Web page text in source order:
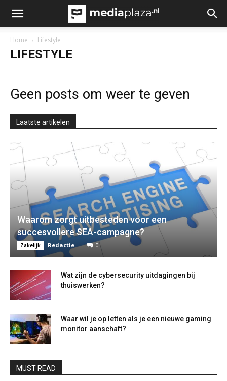
Home Lifestyle
LIFESTYLE
Geen posts om weer te geven
Laatste artikelen
Waarom zorgt uitbesteden voor een
succesvollere SEA-campagne?
Zakelijk Redactie 0
Wat zijn de cybersecurity uitdagingen bij
thuiswerken?
Waar wil je op letten als je een nieuwe gaming
monitor aanschaft?
MUST READ